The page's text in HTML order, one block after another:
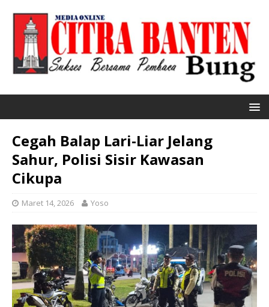
Cegah Balap Lari-Liar Jelang
Sahur, Polisi Sisir Kawasan
Cikupa
Maret 14, 2026 Yoso